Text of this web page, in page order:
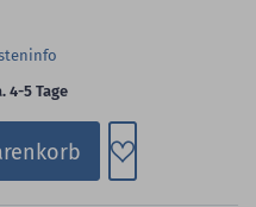
4-5 Tage
Zum